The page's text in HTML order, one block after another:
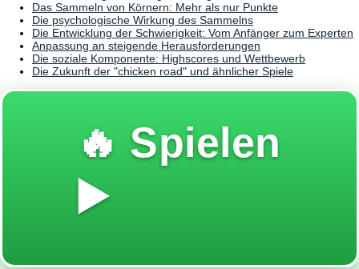
Das Sammeln von Körnern: Mehr als nur Punkte
Die psychologische Wirkung des Sammelns
Die Entwicklung der Schwierigkeit: Vom Anfänger zum Experten
Anpassung an steigende Herausforderungen
Die soziale Komponente: Highscores und Wettbewerb
Die Zukunft der "chicken road" und ähnlicher Spiele
🔥 Spielen
▶️